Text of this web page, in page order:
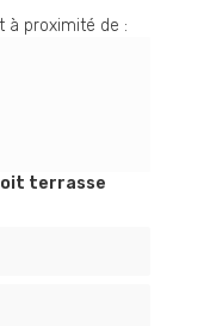
à proximité de :
terrasse